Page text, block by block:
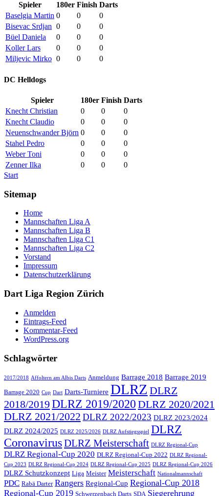
Spieler 180er Finish Darts
Baselgia Martin 0 0
0
Bisevac Srdjan 0 0
0
Büel Daniela
0 0
0
Koller Lars
0 0
0
Miljevic Mirko 0 0 0
DC Helldogs
Spieler 180er Finish Darts
Knecht Christian
0 0
0
Knecht Claudio
0 0
0
Neuenschwander Björn 0 0
0
Stahel Pedro
0 0
0
Weber Toni
0 0
0
Zenner Ilka
0 0
0
Start
Sitemap
Home
Mannschaften Liga A
Mannschaften Liga B
Mannschaften Liga C1
Mannschaften Liga C2
Vorstand
Impressum
Datenschutzerklärung
Dart Liga Region Zürich
Anmelden
Eintrags-Feed
Kommentar-Feed
WordPress.org
Schlagwörter
2017/2018 Affoltern am Albis Darts Anmeldung Barrage 2018 Barrage 2019
Barrage 2020 Cup Dart Darts-Turniere DLRZ DLRZ
2018/2019 DLRZ 2019/2020 DLRZ 2020/2021
DLRZ 2021/2022 DLRZ 2022/2023 DLRZ 2023/2024
DLRZ 2024/2025 DLRZ 2025/2026 DLRZ Aufstiegsspiel DLRZ
CoronavirusDLRZ Meisterschaft DLRZ Regional-Cup
DLRZ Regional-Cup 2020 DLRZ Regional-Cup 2022 DLRZ Regional-
Cup 2023 DLRZ Regional-Cup 2024 DLRZ Regional-Cup 2025 DLRZ Regional-Cup 2026
DLRZ Schutzkonzept Liga Meister Meisterschaft Nationalmannschaft
PDC Rabä Darter Rangers Regional-Cup Regional-Cup 2018
Regional-Cup 2019 Schwerzenbach Darts SDA Siegerehrung